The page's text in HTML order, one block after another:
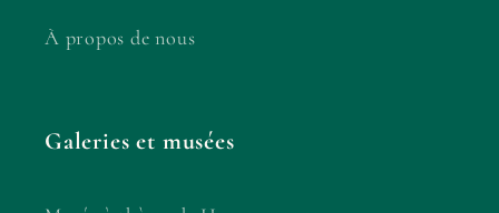
À propos de nous
Galeries et musées